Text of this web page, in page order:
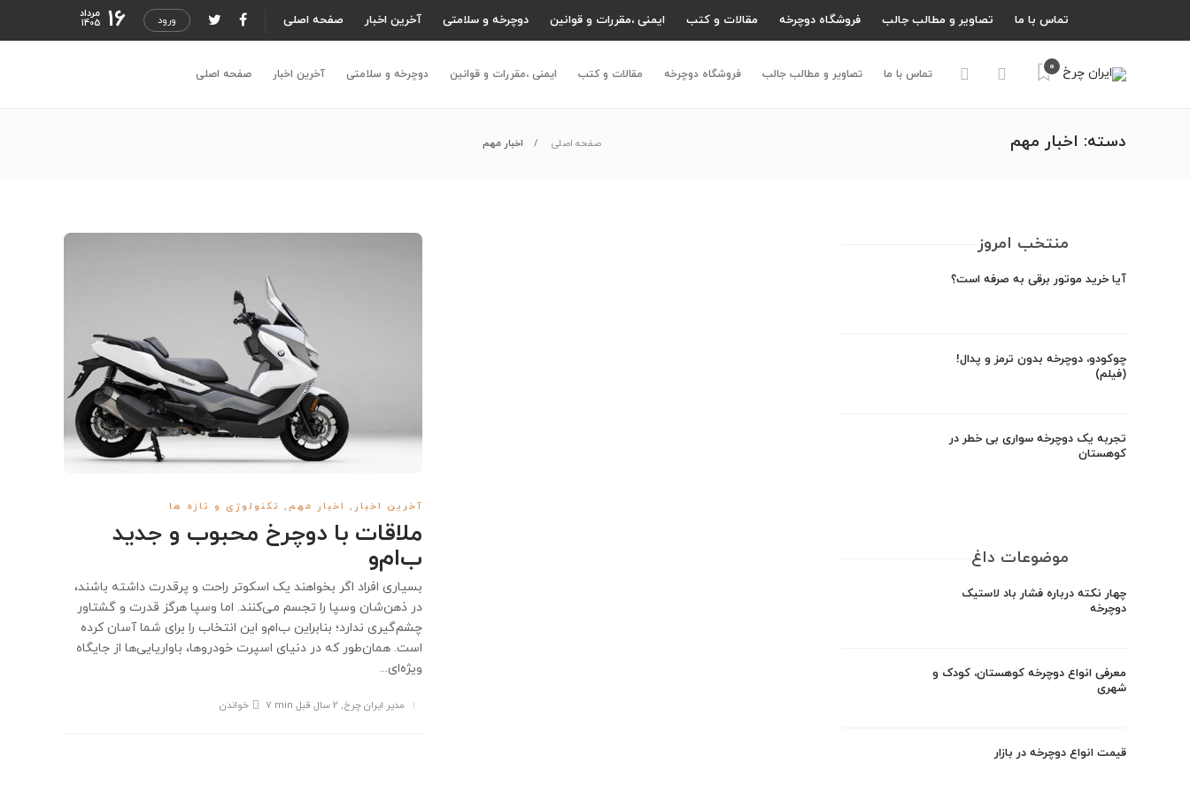
صفحه اصلی آخرین اخبار دوچرخه و سلامتی ایمنی ،مقررات و قوانین مقالات و کتب فروشگاه دوچرخه تصاویر و مطالب جالب تماس با ما ورود 16 مرداد
1405
صفحه اصلی آخرین اخبار دوچرخه و سلامتی ایمنی ،مقررات و قوانین مقالات و کتب فروشگاه دوچرخه تصاویر و مطالب جالب تماس با ما
0
دسته: اخبار مهم صفحه اصلی اخبار مهم
آخرین اخبار , اخبار مهم, تکنولوژی و تازه ها
ملاقات با دوچرخ محبوب و جدید
ب‌ام‌و
بسیاری افراد اگر بخواهند یک اسکوتر راحت و پرقدرت داشته باشند،
در ذهن‌شان وسپا را تجسم می‌کنند. اما وسپا هرگز قدرت و گشتاور
چشم‌گیری ندارد؛ بنابراین ب‌ام‌و این انتخاب را برای شما آسان کرده
است. همان‌طور که در دنیای اسپرت خودروها، باواریایی‌ها از جایگاه
ویژه‌ای...
مدیر ایران چرخ, 2 سال قبل 7 min خواندن
منتخب امروز
آیا خرید موتور برقی به صرفه است؟
چوکودو، دوچرخه بدون ترمز و پدال!
(فیلم)
تجربه یک دوچرخه سواری بی خطر در
کوهستان
موضوعات داغ
چهار نکته درباره فشار باد لاستیک
دوچرخه
معرفی انواع دوچرخه کوهستان، کودک و
شهری
قیمت انواع دوچرخه در بازار